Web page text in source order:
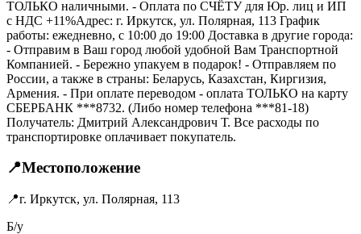
ТОЛЬКО наличными. - Оплата по СЧЁТУ для Юр. лиц и ИП
с НДС +11%Адрес: г. Иркутск, ул. Полярная, 113 График
работы: ежедневно, с 10:00 до 19:00 Доставка в другие города:
- Отправим в Ваш город любой удобной Вам Транспортной
Компанией. - Бережно упакуем в подарок! - Отправляем по
России, а также в страны: Беларусь, Казахстан, Киргизия,
Армения. - При оплате переводом - оплата ТОЛЬКО на карту
СБЕРБАНК ***8732. (Либо номер телефона ***81-18)
Получатель: Дмитрий Александрович Т. Все расходы по
транспортировке оплачивает покупатель.
📍Местоположение
📍г. Иркутск, ул. Полярная, 113
Б/у